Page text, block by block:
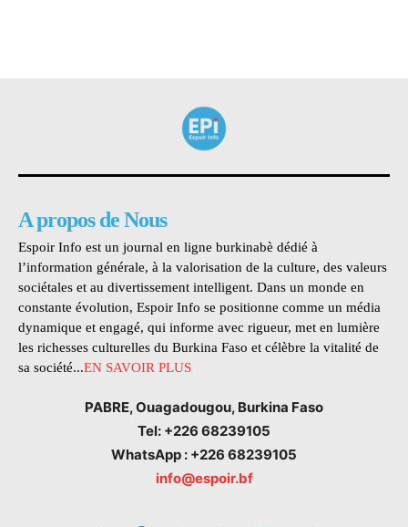
A propos de Nous
Espoir Info est un journal en ligne burkinabè dédié à
l’information générale, à la valorisation de la culture, des valeurs
sociétales et au divertissement intelligent. Dans un monde en
constante évolution, Espoir Info se positionne comme un média
dynamique et engagé, qui informe avec rigueur, met en lumière
les richesses culturelles du Burkina Faso et célèbre la vitalité de
sa société...EN SAVOIR PLUS
PABRE, Ouagadougou, Burkina Faso
Tel: +226 68239105
WhatsApp : +226 68239105
info@espoir.bf